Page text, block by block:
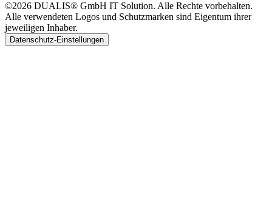
©2026 DUALIS® GmbH IT Solution. Alle Rechte vorbehalten.
Alle verwendeten Logos und Schutzmarken sind Eigentum ihrer
jeweiligen Inhaber.
Datenschutz-Einstellungen